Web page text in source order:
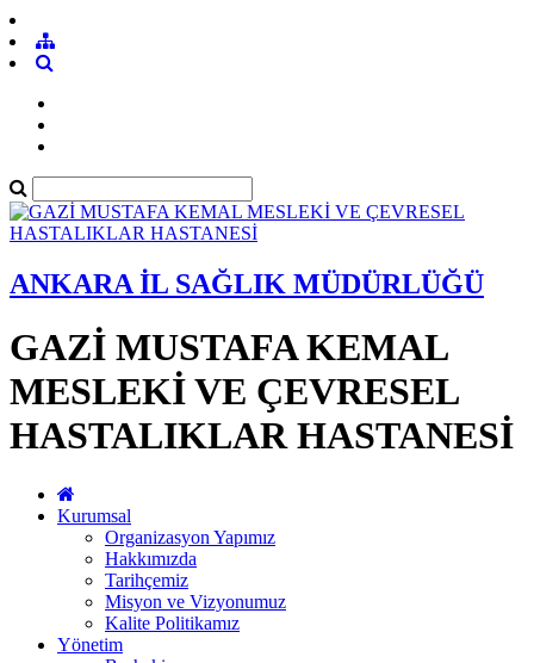
ANKARA İL SAĞLIK MÜDÜRLÜĞÜ
GAZİ MUSTAFA KEMAL
MESLEKİ VE ÇEVRESEL
HASTALIKLAR HASTANESİ
Kurumsal
Organizasyon Yapımız
Hakkımızda
Tarihçemiz
Misyon ve Vizyonumuz
Kalite Politikamız
Yönetim